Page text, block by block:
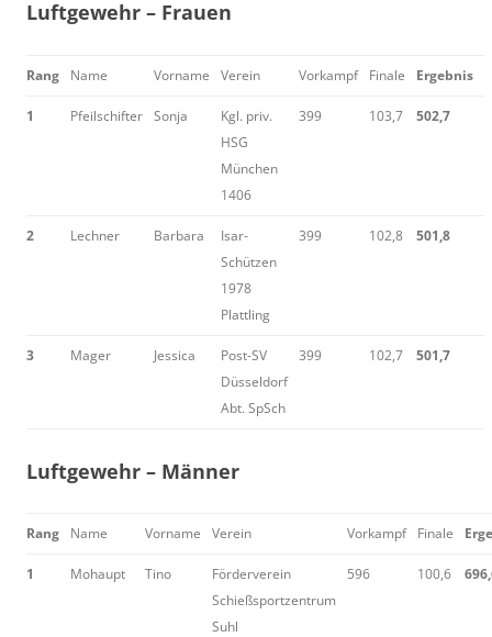
Luftgewehr – Frauen
Rang Name Vorname Verein Vorkampf Finale Ergebnis
1 Pfeilschifter Sonja
Kgl. priv.
HSG
München
1406
399 103,7 502,7
2 Lechner Barbara
Isar-
Schützen
1978
Plattling
399 102,8 501,8
3 Mager Jessica
Post-SV
Düsseldorf
Abt. SpSch
399 102,7 501,7
Luftgewehr – Männer
Rang Name Vorname Verein Vorkampf Finale
1 Mohaupt Tino
Förderverein
Schießsportzentrum
Suhl
596 100,6